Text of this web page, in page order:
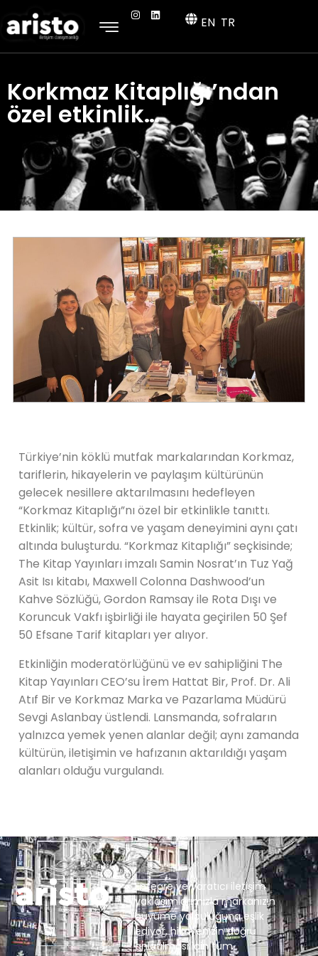
EN TR
Korkmaz Kitaplığı’ndan
özel etkinlik…
Türkiye’nin köklü mutfak markalarından Korkmaz,
tariflerin, hikayelerin ve paylaşım kültürünün
gelecek nesillere aktarılmasını hedefleyen
“Korkmaz Kitaplığı”nı özel bir etkinlikle tanıttı.
Etkinlik; kültür, sofra ve yaşam deneyimini aynı çatı
altında buluşturdu. “Korkmaz Kitaplığı” seçkisinde;
The Kitap Yayınları imzalı Samin Nosrat’ın Tuz Yağ
Asit Isı kitabı, Maxwell Colonna Dashwood’un
Kahve Sözlüğü, Gordon Ramsay ile Rota Dışı ve
Koruncuk Vakfı işbirliği ile hayata geçirilen 50 Şef
50 Efsane Tarif kitapları yer alıyor.
Etkinliğin moderatörlüğünü ve ev sahipliğini The
Kitap Yayınları CEO’su İrem Hattat Bir, Prof. Dr. Ali
Atıf Bir ve Korkmaz Marka ve Pazarlama Müdürü
Sevgi Aslanbay üstlendi. Lansmanda, sofraların
yalnızca yemek yenen alanlar değil; aynı zamanda
kültürün, iletişimin ve hafızanın aktarıldığı yaşam
alanları olduğu vurgulandı.
Entegre ve yaratıcı iletişim
yaklaşımlarımızla markanızın
büyüme yolculuğuna eşlik
ediyor, hikayenizin doğru
anlatılması için tüm